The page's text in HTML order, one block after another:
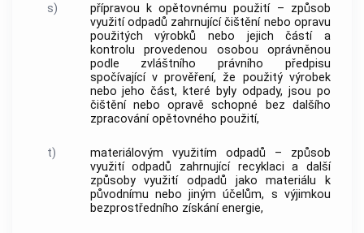
s) přípravou k opětovnému použití– způsob
využití odpadů zahrnující čištění nebo opravu
použitých výrobků nebo jejich částí a
kontrolu provedenou osobou oprávněnou
podle zvláštního právního předpisu
spočívající v prověření, že použitý výrobek
nebo jeho část, které byly odpady, jsou po
čištění nebo opravě schopné bez dalšího
zpracování opětovného použití,
t) materiálovým využitím odpadů – způsob
využití odpadů zahrnující recyklaci a další
způsobyvyužití odpadů jako materiálu k
původnímu nebo jiným účelům, s výjimkou
bezprostředního získání energie,